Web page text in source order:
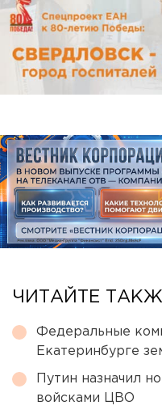
ЧИТАЙТЕ
Федеральные
Екатеринбурге
Путин назначил
войсками ЦВО